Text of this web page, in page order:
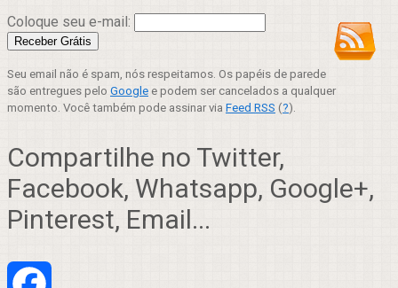
Coloque seu e-mail:
Seu email não é spam, nós respeitamos. Os papéis de parede
são entregues pelo Google e podem ser cancelados a qualquer
momento. Você também pode assinar via Feed RSS (?).
Compartilhe no Twitter,
Facebook, Whatsapp, Google+,
Pinterest, Email...